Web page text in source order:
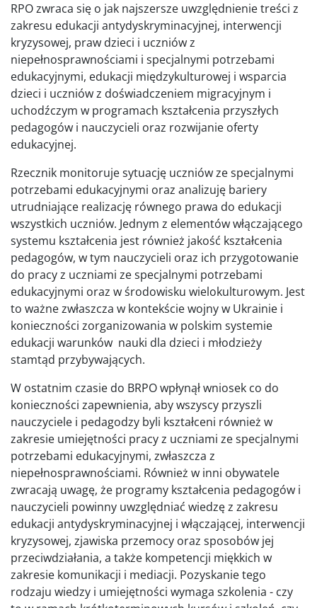
RPO zwraca się o jak najszersze uwzględnienie treści z
zakresu edukacji antydyskryminacyjnej, interwencji
kryzysowej, praw dzieci i uczniów z
niepełnosprawnościami i specjalnymi potrzebami
edukacyjnymi, edukacji międzykulturowej i wsparcia
dzieci i uczniów z doświadczeniem migracyjnym i
uchodźczym w programach kształcenia przyszłych
pedagogów i nauczycieli oraz rozwijanie oferty
edukacyjnej.
Rzecznik monitoruje sytuację uczniów ze specjalnymi
potrzebami edukacyjnymi oraz analizuję bariery
utrudniające realizację równego prawa do edukacji
wszystkich uczniów. Jednym z elementów włączającego
systemu kształcenia jest również jakość kształcenia
pedagogów, w tym nauczycieli oraz ich przygotowanie
do pracy z uczniami ze specjalnymi potrzebami
edukacyjnymi oraz w środowisku wielokulturowym. Jest
to ważne zwłaszcza w kontekście wojny w Ukrainie i
konieczności zorganizowania w polskim systemie
edukacji warunków nauki dla dzieci i młodzieży
stamtąd przybywających.
W ostatnim czasie do BRPO wpłynął wniosek co do
konieczności zapewnienia, aby wszyscy przyszli
nauczyciele i pedagodzy byli kształceni również w
zakresie umiejętności pracy z uczniami ze specjalnymi
potrzebami edukacyjnymi, zwłaszcza z
niepełnosprawnościami. Również w inni obywatele
zwracają uwagę, że programy kształcenia pedagogów i
nauczycieli powinny uwzględniać wiedzę z zakresu
edukacji antydyskryminacyjnej i włączającej, interwencji
kryzysowej, zjawiska przemocy oraz sposobów jej
przeciwdziałania, a także kompetencji miękkich w
zakresie komunikacji i mediacji. Pozyskanie tego
rodzaju wiedzy i umiejętności wymaga szkolenia - czy